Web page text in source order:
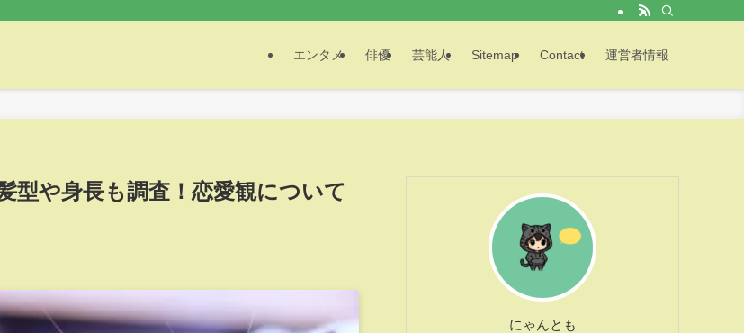
エンタメ 俳優 芸能人 Sitemap Contact 運営者情報
型や身長も調査！恋愛観について
にゃんとも